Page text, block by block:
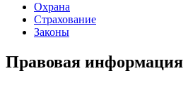
Охрана
Страхование
Законы
Правовая информация